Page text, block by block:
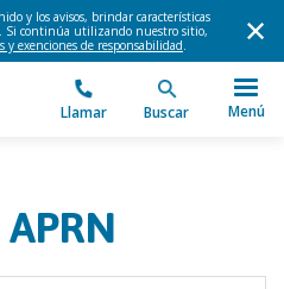
y los avisos, brindar características
Si continúa utilizando nuestro sitio,
y exenciones de responsabilidad.
Llamar Buscar Menú